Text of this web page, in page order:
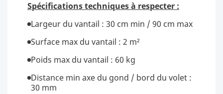
Spécifications techniques à respecter :
Largeur du vantail : 30 cm min / 90 cm max
Surface max du vantail : 2 m²
Poids max du vantail : 60 kg
Distance min axe du gond / bord du volet :
30 mm